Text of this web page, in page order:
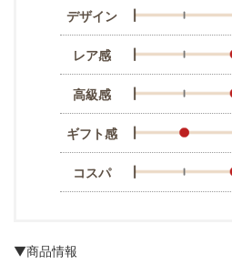
デザイン
レア感
高級感
ギフト感
コスパ
▼商品情報